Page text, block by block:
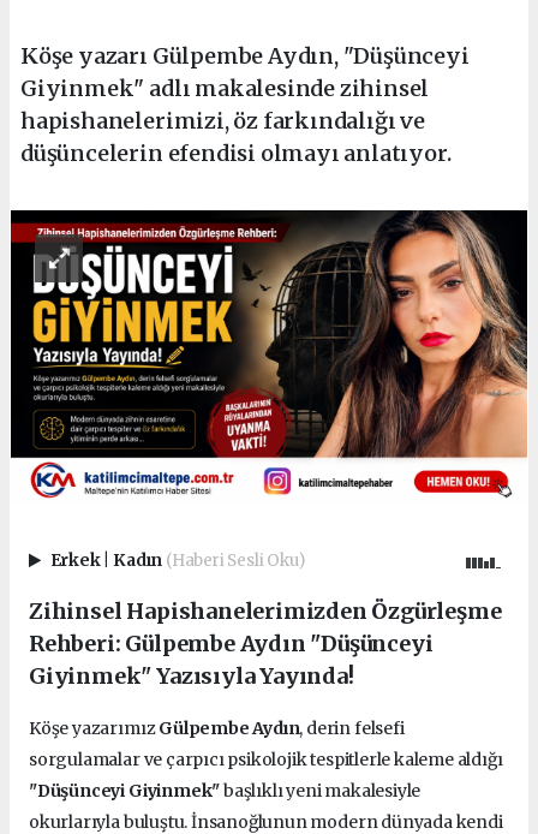
Köşe yazarı Gülpembe Aydın, "Düşünceyi
Giyinmek" adlı makalesinde zihinsel
hapishanelerimizi, öz farkındalığı ve
düşüncelerin efendisi olmayı anlatıyor.
Erkek Kadın (Haberi Sesli Oku)
Zihinsel Hapishanelerimizden Özgürleşme
Rehberi: Gülpembe Aydın "Düşünceyi
Giyinmek" Yazısıyla Yayında!
Köşe yazarımızGülpembe Aydın, derin felsefi
sorgulamalar ve çarpıcı psikolojik tespitlerle kaleme aldığı
"Düşünceyi Giyinmek"başlıklı yeni makalesiyle
okurlarıyla buluştu. İnsanoğlunun modern dünyada kendi